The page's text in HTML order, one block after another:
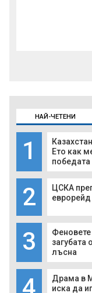
НАЙ-ЧЕТЕНИ
1
Ето как
2
ЦСКА
еврорейд
3
Феновете
загубата
лъсна
Драма в
иска да